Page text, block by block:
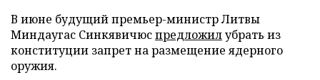
В июне будущий премьер-министр Литвы
Миндаугас Синкявичюспредложилубрать из
конституции запрет на размещение ядерного
оружия.